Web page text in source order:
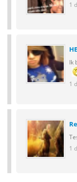
1
Ik
1
1